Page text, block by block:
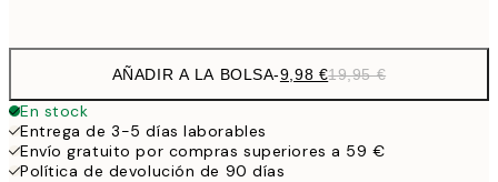
AÑADIR A LA BOLSA-9,98 €19,95 €
En stock
Entrega de 3-5 días laborables
Envío gratuito por compras superiores a 59 €
Política de devolución de 90 días